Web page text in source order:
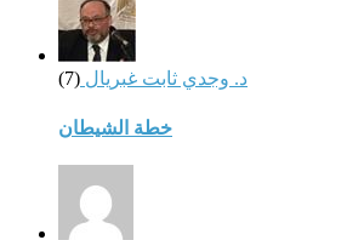
د. وجدي ثابت غبريال (7)
خطة الشيطان